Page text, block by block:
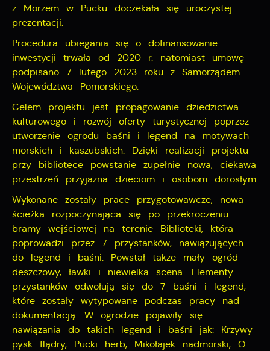
z Morzem w Pucku doczekała się uroczystej
prezentacji.
Procedura ubiegania się o dofinansowanie
inwestycji trwała od 2020 r. natomiast umowę
podpisano 7 lutego 2023 roku z Samorządem
Województwa Pomorskiego.
Celem projektu jest propagowanie dziedzictwa
kulturowego i rozwój oferty turystycznej poprzez
utworzenie ogrodu baśni i legend na motywach
morskich i kaszubskich. Dzięki realizacji projektu
przy bibliotece powstanie zupełnie nowa, ciekawa
przestrzeń przyjazna dzieciom i osobom dorosłym.
Wykonane zostały prace przygotowawcze, nowa
ścieżka rozpoczynająca się po przekroczeniu
bramy wejściowej na terenie Biblioteki, która
poprowadzi przez 7 przystanków, nawiązujących
do legend i baśni. Powstał także mały ogród
deszczowy, ławki i niewielka scena. Elementy
przystanków odwołują się do 7 baśni i legend,
które zostały wytypowane podczas pracy nad
dokumentacją. W ogrodzie pojawiły się
nawiązania do takich legend i baśni jak: Krzywy
pysk flądry, Pucki herb, Mikołajek nadmorski, O
Promocyjne pliki cookies służą do prezentowania Ci
naszych komunikatów na podstawie analizy Twoich
upodobań oraz Twoich zwyczajów dotyczących
przeglądanej witryny internetowej. Treści promocyjne
mogą pojawić się na stronach podmiotów trzecich lub
firm będących naszymi partnerami oraz innych
dostawców usług. Firmy te działają w charakterze
pośredników prezentujących nasze treści w postaci
wiadomości, ofert, komunikatów mediów
społecznościowych.
Więcej